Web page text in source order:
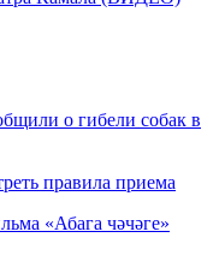
о гибели собак в
правила приема
«Абага чәчәге»